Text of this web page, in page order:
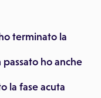
terminato la
passato ho anche
la fase acuta